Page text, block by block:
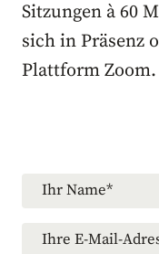
Sitzungen à 60
sich in Präsenz
Plattform Zoom.